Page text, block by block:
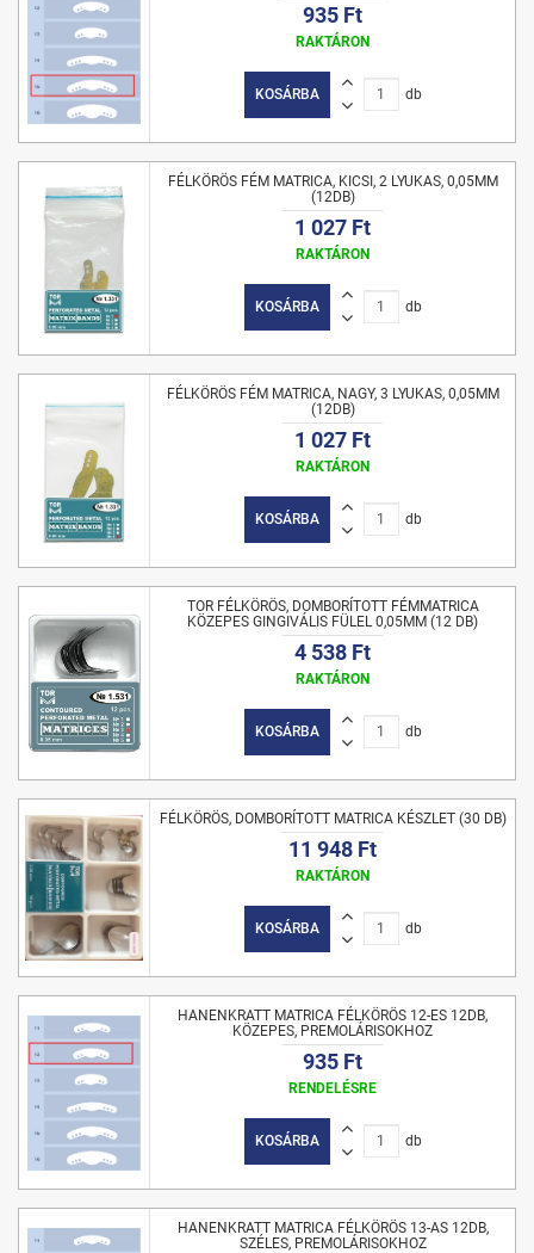
935 Ft
RAKTÁRON
KOSÁRBA db
FÉLKÖRÖS FÉM MATRICA, KICSI, 2 LYUKAS, 0,05MM
(12DB)
1 027 Ft
RAKTÁRON
KOSÁRBA db
FÉLKÖRÖS FÉM MATRICA, NAGY, 3 LYUKAS, 0,05MM
(12DB)
1 027 Ft
RAKTÁRON
KOSÁRBA db
TOR FÉLKÖRÖS, DOMBORÍTOTT FÉMMATRICA
KÖZEPES GINGIVÁLIS FÜLEL 0,05MM (12 DB)
4 538 Ft
RAKTÁRON
KOSÁRBA db
FÉLKÖRÖS, DOMBORÍTOTT MATRICA KÉSZLET (30 DB)
11 948 Ft
RAKTÁRON
KOSÁRBA db
HANENKRATT MATRICA FÉLKÖRÖS 12-ES 12DB,
KÖZEPES, PREMOLÁRISOKHOZ
935 Ft
RENDELÉSRE
KOSÁRBA db
HANENKRATT MATRICA FÉLKÖRÖS 13-AS 12DB,
SZÉLES, PREMOLÁRISOKHOZ